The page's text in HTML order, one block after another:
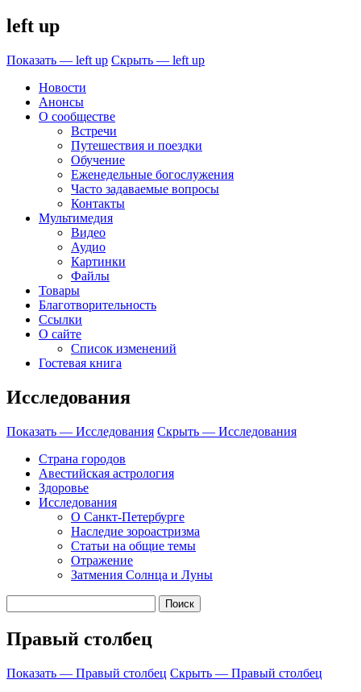
left up
Показать — left up Скрыть — left up
Новости
Анонсы
О сообществе
Встречи
Путешествия и поездки
Обучение
Еженедельные богослужения
Часто задаваемые вопросы
Контакты
Мультимедия
Видео
Аудио
Картинки
Файлы
Товары
Благотворительность
Ссылки
О сайте
Список изменений
Гостевая книга
Исследования
Показать — Исследования Скрыть — Исследования
Страна городов
Авестийская астрология
Здоровье
Исследования
О Санкт-Петербурге
Наследие зороастризма
Cтатьи на общие темы
Отражение
Затмения Солнца и Луны
Правый столбец
Показать — Правый столбец Скрыть — Правый столбец